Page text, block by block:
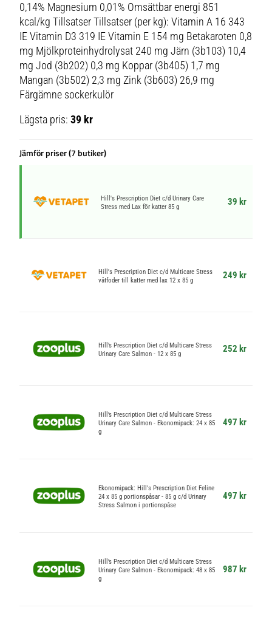
0,14% Magnesium 0,01% Omsättbar energi 851
kcal/kg Tillsatser Tillsatser (per kg): Vitamin A 16 343
IE Vitamin D3 319 IE Vitamin E 154 mg Betakaroten 0,8
mg Mjölkproteinhydrolysat 240 mg Järn (3b103) 10,4
mg Jod (3b202) 0,3 mg Koppar (3b405) 1,7 mg
Mangan (3b502) 2,3 mg Zink (3b603) 26,9 mg
Färgämne sockerkulör
Lägsta pris:39 kr
Jämför priser (7 butiker)
Hill's Prescription Diet c/d Urinary Care
Stress med Lax för katter 85 g
39 kr
Hill's Prescription Diet c/d Multicare Stress
våtfoder till katter med lax 12 x 85 g
249 kr
Hill’s Prescription Diet c/d Multicare Stress
Urinary Care Salmon - 12 x 85 g
252 kr
Hill’s Prescription Diet c/d Multicare Stress
Urinary Care Salmon - Ekonomipack: 24 x 85
g
497 kr
Ekonomipack: Hill's Prescription Diet Feline
24 x 85 g portionspåsar - 85 g c/d Urinary
Stress Salmon i portionspåse
497 kr
Hill’s Prescription Diet c/d Multicare Stress
Urinary Care Salmon - Ekonomipack: 48 x 85
g
987 kr